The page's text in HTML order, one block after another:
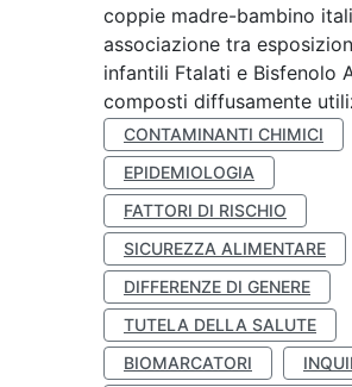
coppie madre-bambino
associazione tra
infantili Ftalati e Bisfenolo
composti diffusamente
CONTAMINANTI CHIMICI
EPIDEMIOLOGIA
FATTORI DI RISCHIO
SICUREZZA ALIMENTARE
DIFFERENZE DI GENERE
TUTELA DELLA SALUTE
BIOMARCATORI